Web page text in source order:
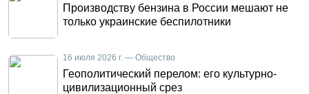
Производству бензина в России мешают не
только украинские беспилотники
16 июля 2026 г. — Общество
Геополитический перелом: его культурно-
цивилизационный срез